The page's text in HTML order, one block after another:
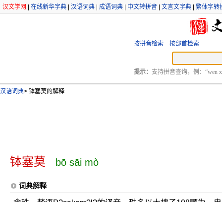
汉文学网 在线新华字典 汉语词典 成语词典 中文转拼音 文言文字典 繁体字转
按拼音检索 按部首检索
提示： 支持拼音查询，例：“wen
汉语词典> 钵塞莫的解释
钵塞莫 bō sāi mò
词典解释